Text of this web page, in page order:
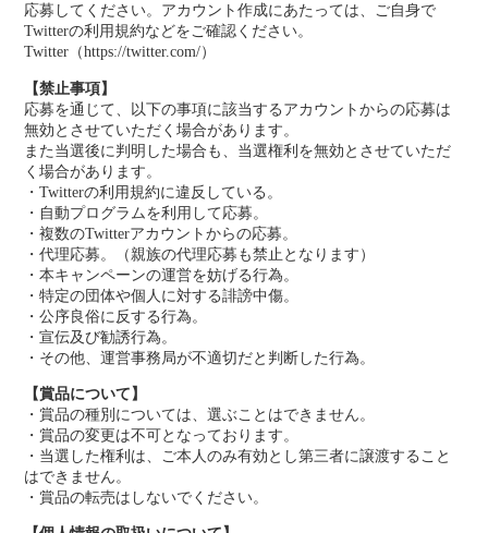
応募してください。アカウント作成にあたっては、ご自身で
Twitterの利用規約などをご確認ください。
Twitter（https://twitter.com/）
【禁止事項】
応募を通じて、以下の事項に該当するアカウントからの応募は
無効とさせていただく場合があります。
また当選後に判明した場合も、当選権利を無効とさせていただ
く場合があります。
・Twitterの利用規約に違反している。
・自動プログラムを利用して応募。
・複数のTwitterアカウントからの応募。
・代理応募。（親族の代理応募も禁止となります）
・本キャンペーンの運営を妨げる行為。
・特定の団体や個人に対する誹謗中傷。
・公序良俗に反する行為。
・宣伝及び勧誘行為。
・その他、運営事務局が不適切だと判断した行為。
【賞品について】
・賞品の種別については、選ぶことはできません。
・賞品の変更は不可となっております。
・当選した権利は、ご本人のみ有効とし第三者に譲渡すること
はできません。
・賞品の転売はしないでください。